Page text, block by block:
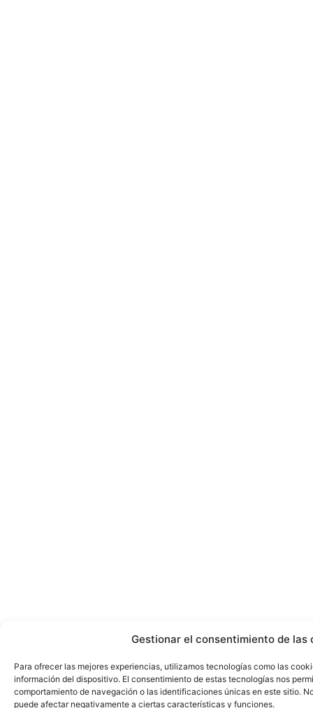
Gestionar el consentimiento de las
Para ofrecer las mejores experiencias, utilizamos tecnologías como las
información del dispositivo. El consentimiento de estas tecnologías nos
comportamiento de navegación o las identificaciones únicas en este sitio.
puede afectar negativamente a ciertas características y funciones.